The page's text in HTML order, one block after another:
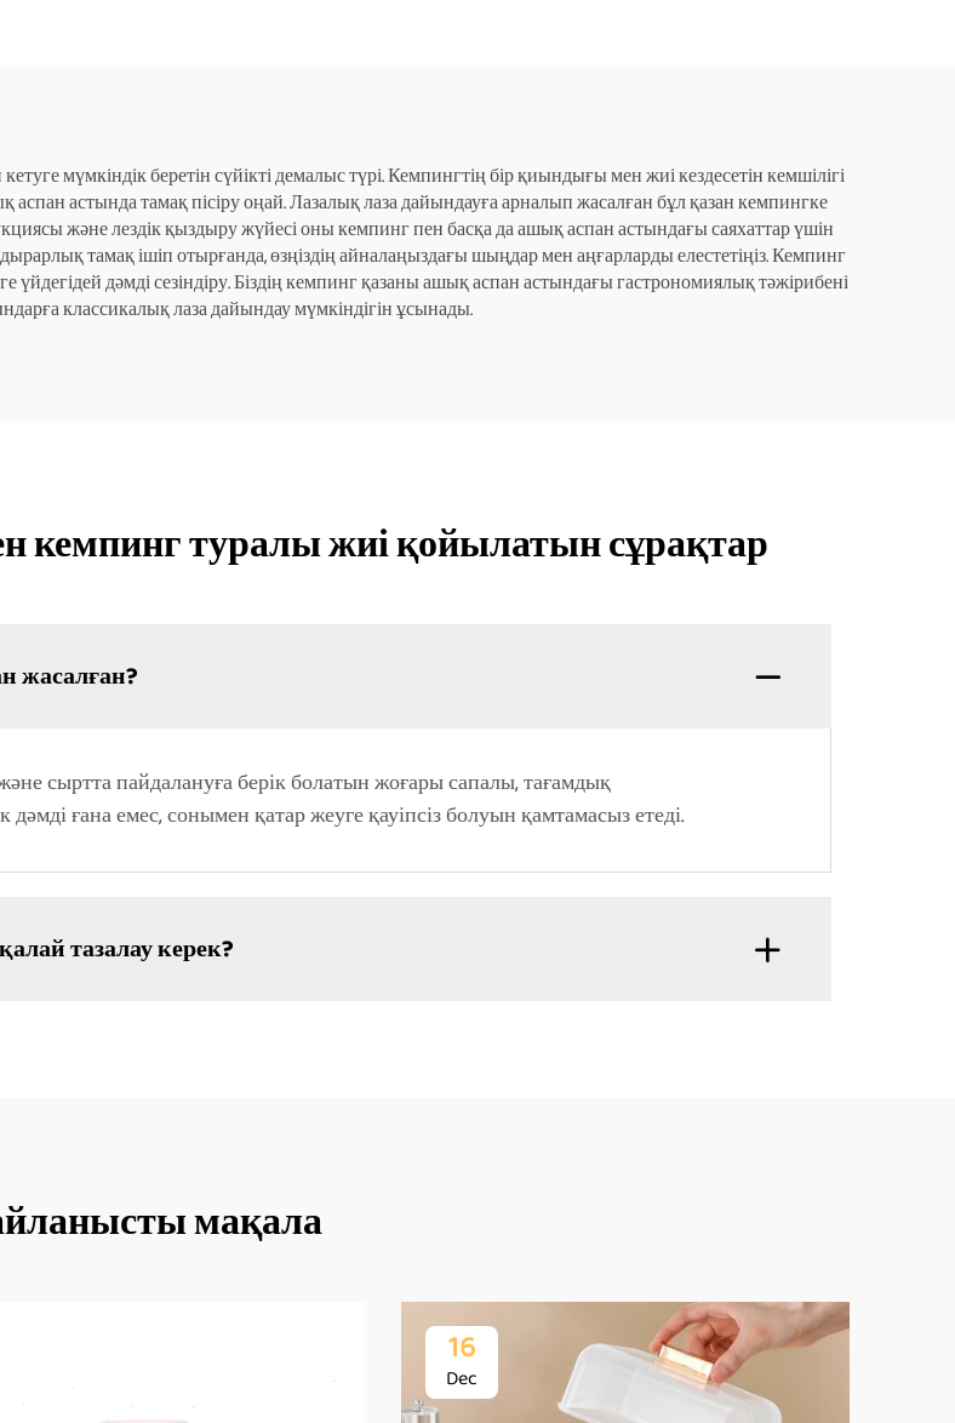
мүмкіндік беретін сүйікті демалыс түрі. Кемпингтің бір қиындығы мен жиі кездесетін кемшілігі
астында тамақ пісіру оңай. Лазалық лаза дайындауға арналып жасалған бұл қазан кемпингке
және лездік қыздыру жүйесі оны кемпинг пен басқа да ашық аспан астындағы саяхаттар үшін
тамақ ішіп отырғанда, өзңіздің айналаңыздағы шыңдар мен аңғарларды елестетіңіз. Кемпинг
дәмді сезіндіру. Біздің кемпинг қазаны ашық аспан астындағы гастрономиялық тәжірибені
классикалық лаза дайындау мүмкіндігін ұсынады.
туралы жиі қойылатын сұрақтар
жасалған?
сыртта пайдалануға берік болатын жоғары сапалы, тағамдық
ғана емес, сонымен қатар жеуге қауіпсіз болуын қамтамасыз етеді.
тазалау керек?
мақала
16
Dec